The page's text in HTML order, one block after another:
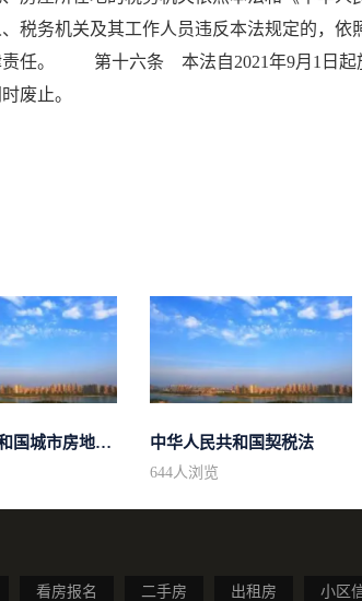
税务机关及其工作人员违反本法规定的，依
责任。 第十六条 本法自2021年9月1日起
废止。
中华人民共和国城市房地产管理法 中华人民共和国契税法
644人浏览
看房报名 二手房 出租房 小区